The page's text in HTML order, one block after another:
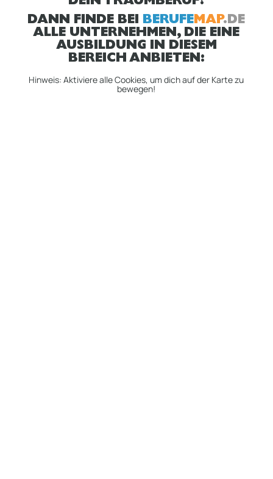
DANN FINDE BEI BERUFEMAP.DE
ALLE UNTERNEHMEN, DIE EINE
AUSBILDUNG IN DIESEM
BEREICH ANBIETEN:
Hinweis: Aktiviere alle Cookies, um dich auf der Karte zu
bewegen!